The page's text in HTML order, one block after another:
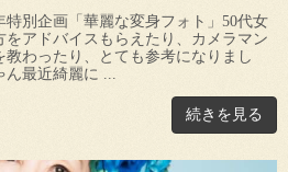
特別企画「華麗な変身フォト」50代女
アドバイスもらえたり、カメラマン
わったり、とても参考になりまし
最近綺麗に ...
続きを見る